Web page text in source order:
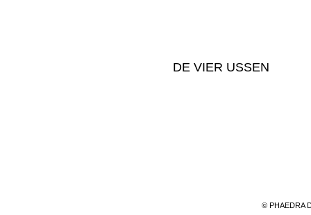
DE VIER USSEN
© ​PHAEDRA